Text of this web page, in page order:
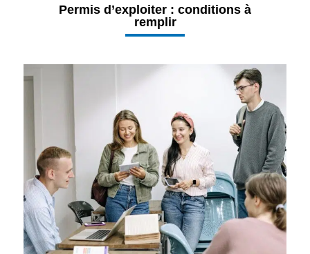
Permis d’exploiter : conditions à
remplir